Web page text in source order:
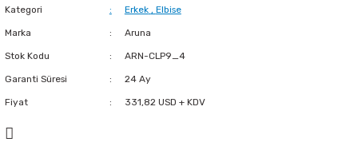
Kategori Erkek , Elbise
Marka Aruna
Stok Kodu ARN-CLP9_4
Garanti Süresi 24 Ay
Fiyat 331,82 USD + KDV